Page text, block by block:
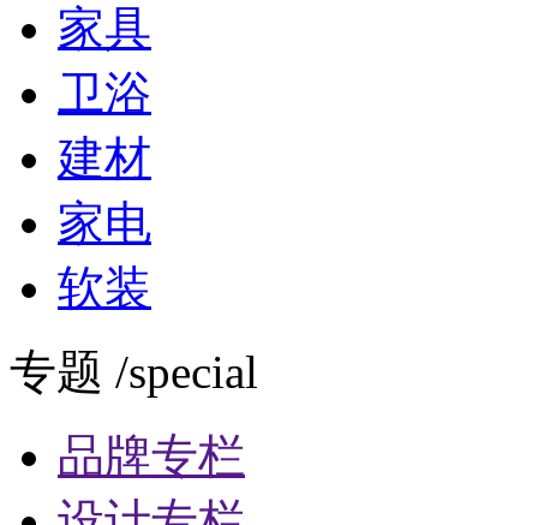
家具
卫浴
建材
家电
软装
专题 /special
品牌专栏